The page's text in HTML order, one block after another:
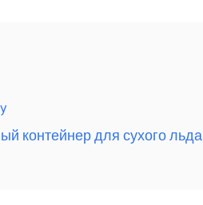
контейнер для сухого льда